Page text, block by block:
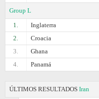
Group L
1.
Inglaterra
2.
Croacia
3.
Ghana
4.
Panamá
ÚLTIMOS RESULTADOS Iran